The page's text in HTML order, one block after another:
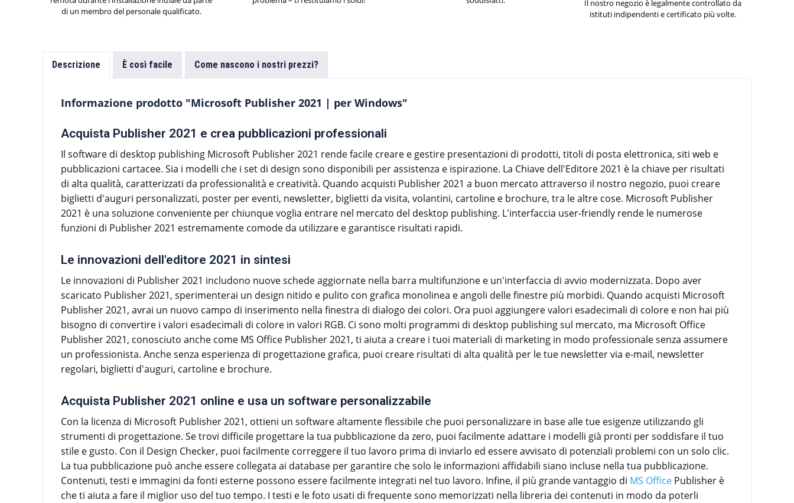
di un membro del personale qualificato.
Il nostro negozio è legalmente controllato da
istituti indipendenti e certificato più volte.
Descrizione È così facile Come nascono i nostri prezzi?
Informazione prodotto "Microsoft Publisher 2021 | per Windows"
Acquista Publisher 2021 e crea pubblicazioni professionali
Il software di desktop publishing Microsoft Publisher 2021 rende facile creare e gestire presentazioni di prodotti, titoli di posta elettronica, siti web e
pubblicazioni cartacee. Sia i modelli che i set di design sono disponibili per assistenza e ispirazione. La Chiave dell'Editore 2021 è la chiave per risultati
di alta qualità, caratterizzati da professionalità e creatività. Quando acquisti Publisher 2021 a buon mercato attraverso il nostro negozio, puoi creare
biglietti d'auguri personalizzati, poster per eventi, newsletter, biglietti da visita, volantini, cartoline e brochure, tra le altre cose. Microsoft Publisher
2021 è una soluzione conveniente per chiunque voglia entrare nel mercato del desktop publishing. L'interfaccia user-friendly rende le numerose
funzioni di Publisher 2021 estremamente comode da utilizzare e garantisce risultati rapidi.
Le innovazioni dell'editore 2021 in sintesi
Le innovazioni di Publisher 2021 includono nuove schede aggiornate nella barra multifunzione e un'interfaccia di avvio modernizzata. Dopo aver
scaricato Publisher 2021, sperimenterai un design nitido e pulito con grafica monolinea e angoli delle finestre più morbidi. Quando acquisti Microsoft
Publisher 2021, avrai un nuovo campo di inserimento nella finestra di dialogo dei colori. Ora puoi aggiungere valori esadecimali di colore e non hai più
bisogno di convertire i valori esadecimali di colore in valori RGB. Ci sono molti programmi di desktop publishing sul mercato, ma Microsoft Office
Publisher 2021, conosciuto anche come MS Office Publisher 2021, ti aiuta a creare i tuoi materiali di marketing in modo professionale senza assumere
un professionista. Anche senza esperienza di progettazione grafica, puoi creare risultati di alta qualità per le tue newsletter via e-mail, newsletter
regolari, biglietti d'auguri, cartoline e brochure.
Acquista Publisher 2021 online e usa un software personalizzabile
Con la licenza di Microsoft Publisher 2021, ottieni un software altamente flessibile che puoi personalizzare in base alle tue esigenze utilizzando gli
strumenti di progettazione. Se trovi difficile progettare la tua pubblicazione da zero, puoi facilmente adattare i modelli già pronti per soddisfare il tuo
stile e gusto. Con il Design Checker, puoi facilmente correggere il tuo lavoro prima di inviarlo ed essere avvisato di potenziali problemi con un solo clic.
La tua pubblicazione può anche essere collegata ai database per garantire che solo le informazioni affidabili siano incluse nella tua pubblicazione.
Contenuti, testi e immagini da fonti esterne possono essere facilmente integrati nel tuo lavoro. Infine, il più grande vantaggio di MS Office Publisher è
che ti aiuta a fare il miglior uso del tuo tempo. I testi e le foto usati di frequente sono memorizzati nella libreria dei contenuti in modo da poterli